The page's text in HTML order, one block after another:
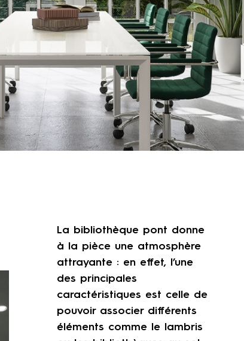
La bibliothèque pont donne
à la pièce une atmosphère
attrayante : en effet, l’une
des principales
caractéristiques est celle de
pouvoir associer différents
éléments comme le lambris